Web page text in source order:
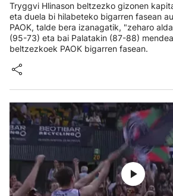
Tryggvi Hlinason beltzezko gizonen
eta duela bi hilabeteko bigarren fasean
PAOK, talde bera izanagatik, "zeharo
(95-73) eta bai Palatakin (87-88)
beltzezkoek PAOK bigarren fasean.